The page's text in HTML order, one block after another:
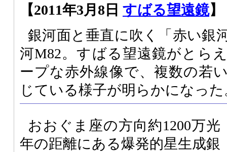
【2011年3月8日 すばる望遠鏡】
銀河面と垂直に吹く「赤い銀
河M82。すばる望遠鏡がとら
ープな赤外線像で、複数の若
じている様子が明らかになった
おおぐま座の方向約1200万光
年の距離にある爆発的星生成銀